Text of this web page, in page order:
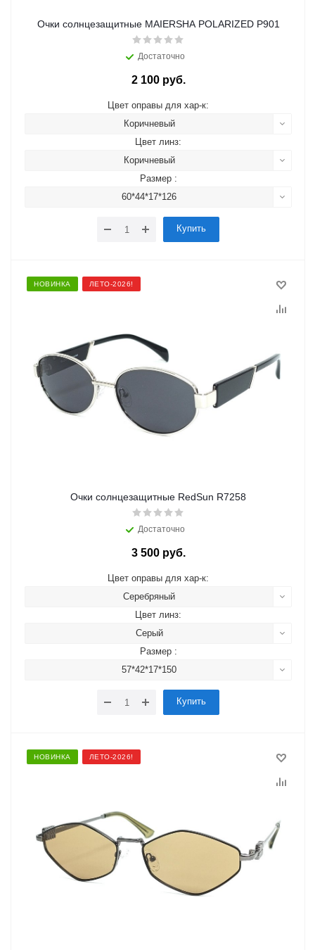
Очки солнцезащитные MAIERSHA POLARIZED P901
Достаточно
2 100 руб.
Цвет оправы для хар-к:
Коричневый
Цвет линз:
Коричневый
Размер :
60*44*17*126
Купить
НОВИНКА ЛЕТО-2026!
Очки солнцезащитные RedSun R7258
Достаточно
3 500 руб.
Цвет оправы для хар-к:
Серебряный
Цвет линз:
Серый
Размер :
57*42*17*150
Купить
НОВИНКА ЛЕТО-2026!